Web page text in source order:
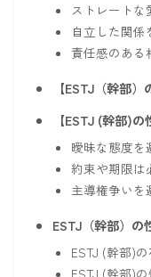
ストレートな
自立した関係
責任感のある
【ESTJ（幹部
【ESTJ (幹部)
曖昧な態度を
約束や期限は
主導権争いを
ESTJ（幹部）の
ESTJ (幹部)